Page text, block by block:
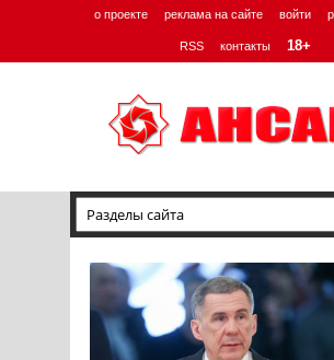
о проекте реклама на сайте войти
RSS контакты 18+